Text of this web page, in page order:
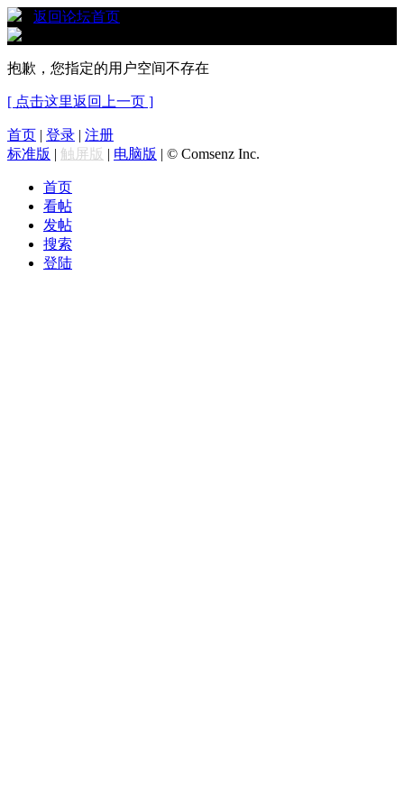
返回论坛首页
抱歉，您指定的用户空间不存在
[ 点击这里返回上一页 ]
首页 | 登录 | 注册
标准版 | 触屏版 | 电脑版 | © Comsenz Inc.
首页
看帖
发帖
搜索
登陆